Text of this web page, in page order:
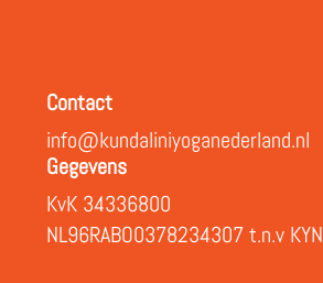
Contact
info@kundaliniyoganederland.nl
Gegevens
KvK 34336800
NL96RABO0378234307 t.n.v KYN